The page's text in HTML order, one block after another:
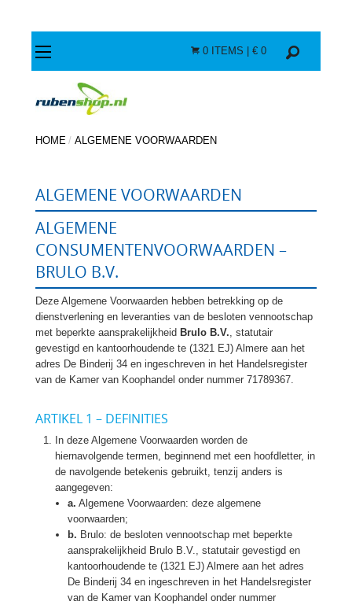
0ITEMS | € 0
HOME ALGEMENE VOORWAARDEN
ALGEMENE VOORWAARDEN
ALGEMENE
CONSUMENTENVOORWAARDEN –
BRULO B.V.
Deze Algemene Voorwaarden hebben betrekking op de
dienstverlening en leveranties van de besloten vennootschap
met beperkte aansprakelijkheid Brulo B.V., statutair
gevestigd en kantoorhoudende te (1321 EJ) Almere aan het
adres De Binderij 34 en ingeschreven in het Handelsregister
van de Kamer van Koophandel onder nummer 71789367.
ARTIKEL 1 – DEFINITIES
In deze Algemene Voorwaarden worden de
hiernavolgende termen, beginnend met een hoofdletter, in
de navolgende betekenis gebruikt, tenzij anders is
aangegeven:
a. Algemene Voorwaarden: deze algemene
voorwaarden;
b. Brulo: de besloten vennootschap met beperkte
aansprakelijkheid Brulo B.V., statutair gevestigd en
kantoorhoudende te (1321 EJ) Almere aan het adres
De Binderij 34 en ingeschreven in het Handelsregister
van de Kamer van Koophandel onder nummer